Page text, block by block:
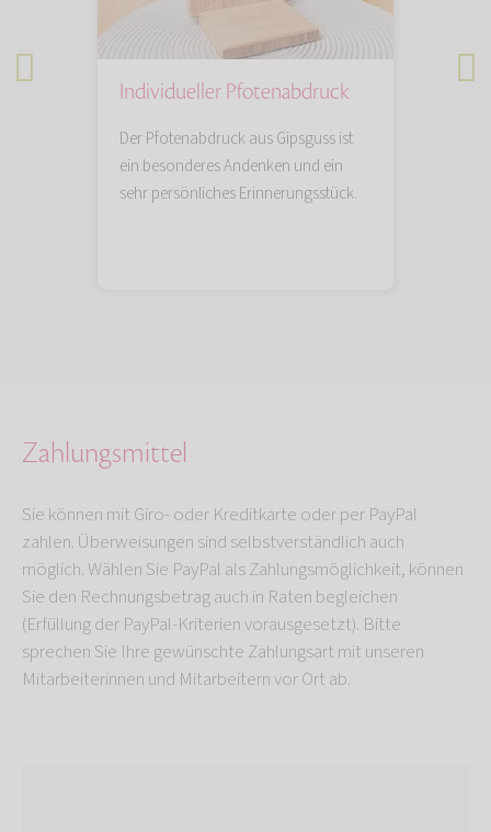
Individueller Pfotenabdruck
Der Pfotenabdruck aus Gipsguss ist
ein besonderes Andenken und ein
sehr persönliches Erinnerungsstück.
Zahlungsmittel
Sie können mit Giro- oder Kreditkarte oder per PayPal
zahlen. Überweisungen sind selbstverständlich auch
möglich. Wählen Sie PayPal als Zahlungsmöglichkeit, können
Sie den Rechnungsbetrag auch in Raten begleichen
(Erfüllung der PayPal-Kriterien vorausgesetzt). Bitte
sprechen Sie Ihre gewünschte Zahlungsart mit unseren
Mitarbeiterinnen und Mitarbeitern vor Ort ab.